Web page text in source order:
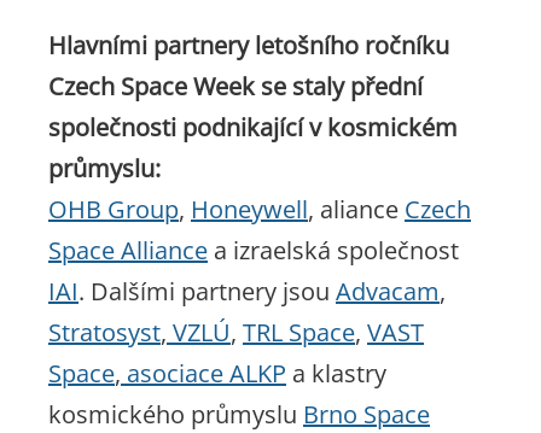
Hlavními partnery letošního ročníku
Czech Space Week se staly přední
společnosti podnikající v kosmickém
průmyslu:
OHB Group, Honeywell, aliance Czech
Space Alliance a izraelská společnost
IAI. Dalšími partnery jsou Advacam,
Stratosyst, VZLÚ, TRL Space, VAST
Space, asociaceALKP a klastry
kosmického průmyslu Brno Space